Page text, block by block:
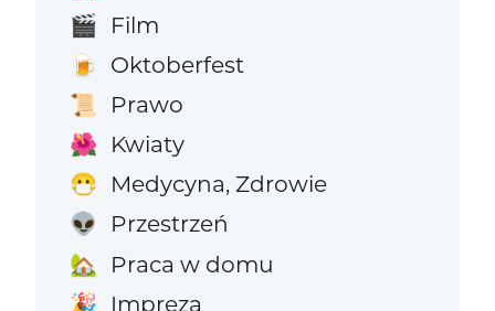
🎬 Film
🍺 Oktoberfest
📜 Prawo
🌺 Kwiaty
😷 Medycyna, Zdrowie
👽 Przestrzeń
🏡 Praca w domu
🎉 Impreza